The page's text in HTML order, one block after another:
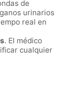
de
urinarios
real en
. El médico
cualquier